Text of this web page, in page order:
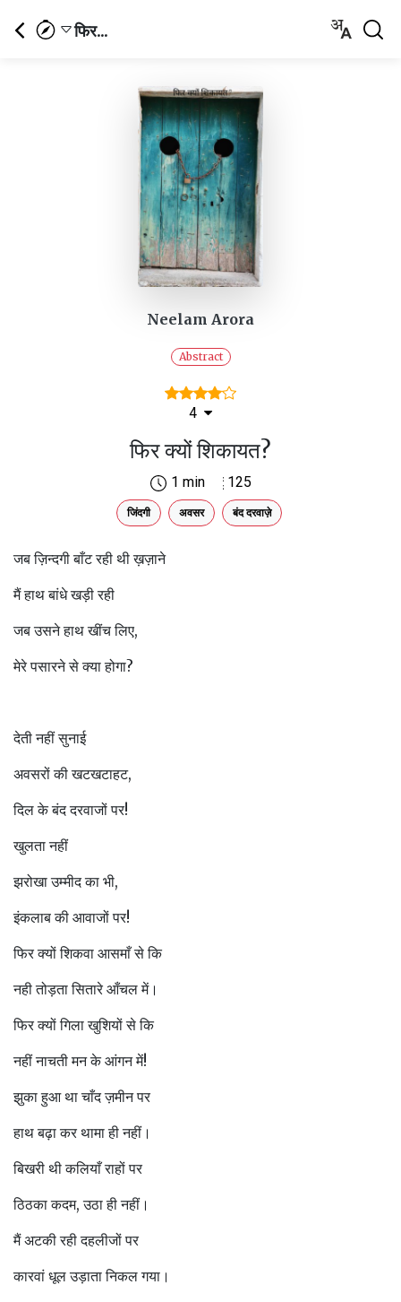
फिर...
Neelam Arora
Abstract
4
फिर क्यों शिकायत?
1 min 125
जिंदगी अवसर बंद दरवाज़े
जब ज़िन्दगी बाँट रही थी ख़ज़ाने
मैं हाथ बांधे खड़ी रही
जब उसने हाथ खींच लिए,
मेरे पसारने से क्या होगा?
देती नहीं सुनाई
अवसरों की खटखटाहट,
दिल के बंद दरवाजों पर!
खुलता नहीं
झरोखा उम्मीद का भी,
इंकलाब की आवाजों पर!
फिर क्यों शिकवा आसमाँ से कि
नही तोड़ता सितारे आँचल में।
फिर क्यों गिला खुशियों से कि
नहीं नाचती मन के आंगन में!
झुका हुआ था चाँद ज़मीन पर
हाथ बढ़ा कर थामा ही नहीं।
बिखरी थी कलियाँ राहों पर
ठिठका कदम, उठा ही नहीं।
मैं अटकी रही दहलीजों पर
कारवां धूल उड़ाता निकल गया।